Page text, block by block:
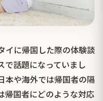
イに帰国した際の体験談
で話題になっていまし
本や海外では帰国者の隔
帰国者にどのような対応